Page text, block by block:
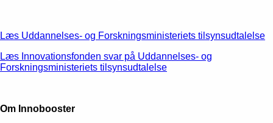
Læs Uddannelses- og Forskningsministeriets tilsynsudtalelse
Læs Innovationsfonden svar på Uddannelses- og
Forskningsministeriets tilsynsudtalelse
Om Innobooster